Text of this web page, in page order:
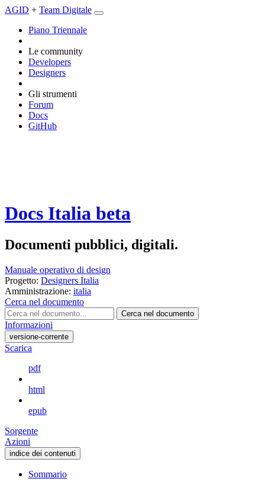
AGID + Team Digitale
Piano Triennale
Le community
Developers
Designers
Gli strumenti
Forum
Docs
GitHub
Docs Italia beta
Documenti pubblici, digitali.
Manuale operativo di design
Progetto: Designers Italia
Amministrazione: italia
Cerca nel documento
Cerca nel documento
Informazioni
versione-corrente
Scarica
pdf
html
epub
Sorgente
Azioni
indice dei contenuti
Sommario